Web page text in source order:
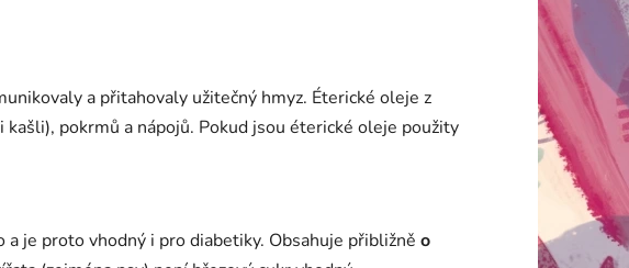
a přitahovaly užitečný hmyz. Éterické oleje z
pokrmů a nápojů. Pokud jsou éterické oleje použity
a je proto vhodný i pro diabetiky. Obsahuje přibližně o